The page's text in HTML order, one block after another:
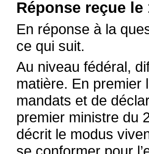
Réponse reçue le
En réponse à la
ce qui suit.
Au niveau fédéral,
matière. En premier
mandats et de
premier ministre du
décrit le modus